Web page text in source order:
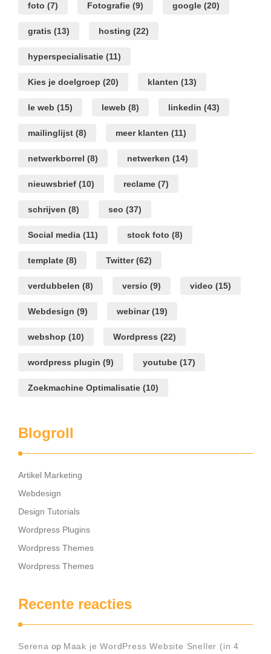
foto (7) Fotografie (9) google (20)
gratis (13) hosting (22)
hyperspecialisatie (11)
Kies je doelgroep (20) klanten (13)
le web (15) leweb (8) linkedin (43)
mailinglijst (8) meer klanten (11)
netwerkborrel (8) netwerken (14)
nieuwsbrief (10) reclame (7)
schrijven (8) seo (37)
Social media (11) stock foto (8)
template (8) Twitter(62)
verdubbelen (8) versio (9) video (15)
Webdesign (9) webinar(19)
webshop (10) Wordpress (22)
wordpress plugin (9) youtube (17)
Zoekmachine Optimalisatie (10)
Blogroll
Artikel Marketing
Webdesign
Design Tutorials
Wordpress Plugins
Wordpress Themes
Wordpress Themes
Recente reacties
Serena op Maak je WordPress Website Sneller (in 4